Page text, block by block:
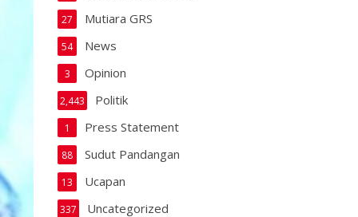
Mutiara GRS
27
News
54
Opinion
3
Politik
2,443
Press Statement
1
Sudut Pandangan
88
Ucapan
13
Uncategorized
337